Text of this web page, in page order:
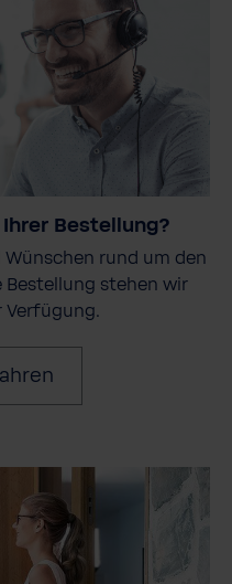
Ihrer Bestellung?
Wünschen rund um den
Bestellung stehen wir
Verfügung.